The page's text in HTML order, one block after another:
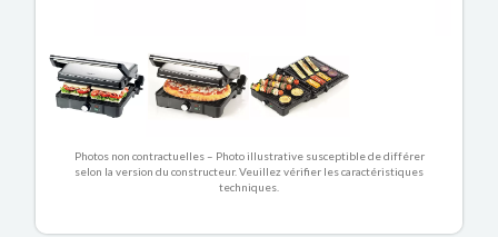
Photos non contractuelles – Photo illustrative susceptible de différer
selon la version du constructeur. Veuillez vérifier les caractéristiques
techniques.